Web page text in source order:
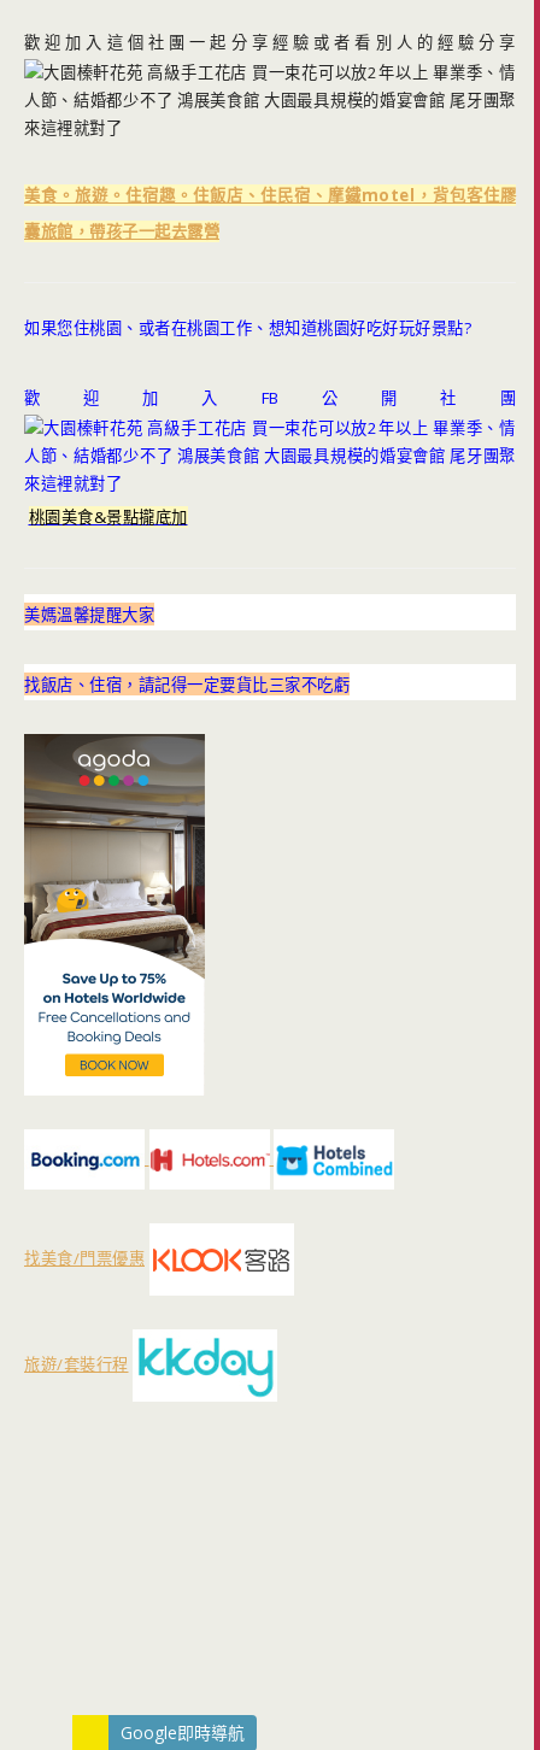
歡迎加入這個社團一起分享經驗或者看別人的經驗分享
美食。旅遊。住宿趣。住飯店、住民宿、摩鐵motel，背包客住膠
囊旅館，帶孩子一起去露營
如果您住桃園、或者在桃園工作、想知道桃園好吃好玩好景點?
歡迎加入FB公開社團
桃園美食&景點攏底加
美媽溫馨提醒大家
找飯店、住宿，請記得一定要貨比三家不吃虧
找美食/門票優惠
旅遊/套裝行程
Google即時導航